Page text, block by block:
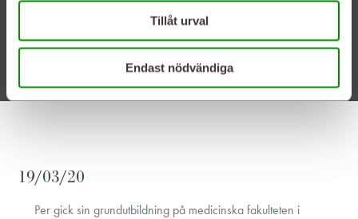
Tillåt urval
Endast nödvändiga
19/03/20
Per gick sin grundutbildning på medicinska fakulteten i